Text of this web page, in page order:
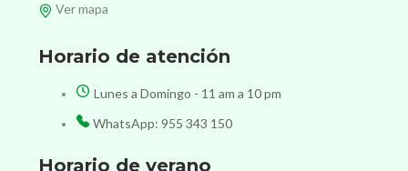
Ver mapa
Horario de atención
Lunes a Domingo - 11 am a 10 pm
WhatsApp: 955 343 150
Horario de verano